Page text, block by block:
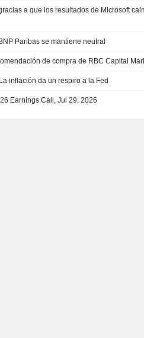
a que los resultados de Microsoft
CO. : El BNP Paribas se mantiene neutral
CO. : recomendación de compra de RBC Capital
inflación da un respiro a la Fed
Earnings Call, Jul 29, 2026